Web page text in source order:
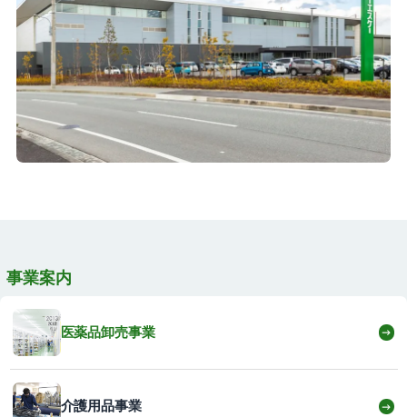
事業案内
医薬品卸売事業 →
介護用品事業 →